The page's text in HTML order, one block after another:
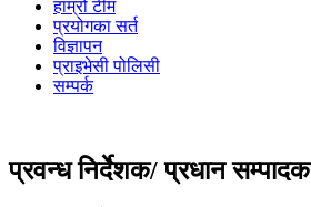
हाम्रो टीम
प्रयोगका सर्त
विज्ञापन
प्राइभेसी पोलिसी
सम्पर्क
प्रवन्ध निर्देशक/ प्रधान सम्पादक